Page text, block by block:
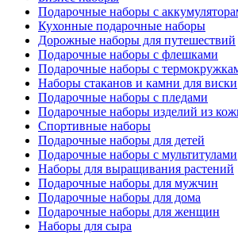
Подарочные наборы с
Кухонные подарочные наборы
Дорожные наборы для путешествий
Подарочные наборы с флешками
Подарочные наборы с
Наборы стаканов и камни для виски
Подарочные наборы с пледами
Подарочные наборы изделий из
Спортивные наборы
Подарочные наборы для детей
Подарочные наборы с мультитулами
Наборы для выращивания растений
Подарочные наборы для мужчин
Подарочные наборы для дома
Подарочные наборы для женщин
Наборы для сыра